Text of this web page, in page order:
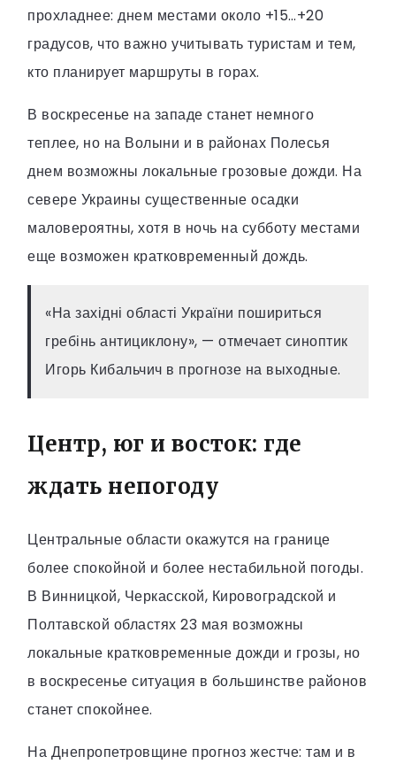
прохладнее: днем местами около +15…+20
градусов, что важно учитывать туристам и тем,
кто планирует маршруты в горах.
В воскресенье на западе станет немного
теплее, но на Волыни и в районах Полесья
днем возможны локальные грозовые дожди. На
севере Украины существенные осадки
маловероятны, хотя в ночь на субботу местами
еще возможен кратковременный дождь.
«На західні області України пошириться
гребінь антициклону», — отмечает синоптик
Игорь Кибальчич в прогнозе на выходные.
Центр, юг и восток: где
ждать непогоду
Центральные области окажутся на границе
более спокойной и более нестабильной погоды.
В Винницкой, Черкасской, Кировоградской и
Полтавской областях 23 мая возможны
локальные кратковременные дожди и грозы, но
в воскресенье ситуация в большинстве районов
станет спокойнее.
На Днепропетровщине прогноз жестче: там и в